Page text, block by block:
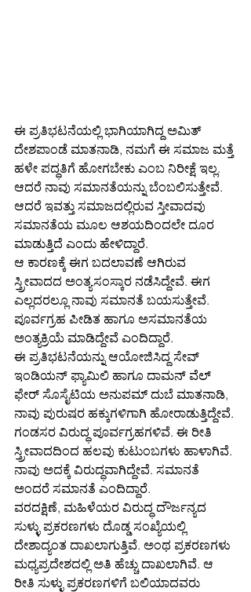
ಈ ಪ್ರತಿಭಟನೆಯಲ್ಲಿ ಭಾಗಿಯಾಗಿದ್ದ ಅಮಿತ್
ದೇಶಪಾಂಡೆ ಮಾತನಾಡಿ, ನಮಗೆ ಈ ಸಮಾಜ ಮತ್ತೆ
ಹಳೇ ಪದ್ಧತಿಗೆ ಹೋಗಬೇಕು ಎಂಬ ನಿರೀಕ್ಷೆ ಇಲ್ಲ.
ಆದರೆ ನಾವು ಸಮಾನತೆಯನ್ನು ಬೆಂಬಲಿಸುತ್ತೇವೆ.
ಆದರೆ ಇವತ್ತು ಸಮಾಜದಲ್ಲಿರುವ ಸ್ತೀವಾದವು
ಸಮಾನತೆಯ ಮೂಲ ಆಶಯದಿಂದಲೇ ದೂರ
ಮಾಡುತ್ತಿದೆ ಎಂದು ಹೇಳಿದ್ದಾರೆ.
ಆ ಕಾರಣಕ್ಕೆ ಈಗ ಬದಲಾವಣೆ ಆಗಿರುವ
ಸ್ತ್ರೀವಾದದ ಅಂತ್ಯಸಂಸ್ಕಾರ ನಡೆಸಿದ್ದೇವೆ. ಈಗ
ಎಲ್ಲದರಲ್ಲೂ ನಾವು ಸಮಾನತೆ ಬಯಸುತ್ತೇವೆ.
ಪೂರ್ವಗ್ರಹ ಪೀಡಿತ ಹಾಗೂ ಅಸಮಾನತೆಯ
ಅಂತ್ಯಕ್ರಿಯೆ ಮಾಡಿದ್ದೇವೆ ಎಂದಿದ್ದಾರೆ.
ಈ ಪ್ರತಿಭಟನೆಯನ್ನು ಆಯೋಜಿಸಿದ್ದ ಸೇವ್
ಇಂಡಿಯನ್ ಫ್ಯಾಮಿಲಿ ಹಾಗೂ ದಾಮನ್ ವೆಲ್
ಫೇರ್ ಸೊಸೈಟಿಯ ಅನುಪಮ್ ದುಬೆ ಮಾತನಾಡಿ,
ನಾವು ಪುರುಷರ ಹಕ್ಕುಗಳಿಗಾಗಿ ಹೋರಾಡುತ್ತಿದ್ದೇವೆ.
ಗಂಡಸರ ವಿರುದ್ಧ ಪೂರ್ವಗ್ರಹಗಳಿವೆ. ಈ ರೀತಿ
ಸ್ತ್ರೀವಾದದಿಂದ ಹಲವು ಕುಟುಂಬಗಳು ಹಾಳಾಗಿವೆ.
ನಾವು ಅದಕ್ಕೆ ವಿರುದ್ಧವಾಗಿದ್ದೇವೆ. ಸಮಾನತೆ
ಅಂದರೆ ಸಮಾನತೆ ಎಂದಿದ್ದಾರೆ.
ವರದಕ್ಷಿಣೆ, ಮಹಿಳೆಯರ ವಿರುದ್ಧ ದೌರ್ಜನ್ಯದ
ಸುಳ್ಳು ಪ್ರಕರಣಗಳು ದೊಡ್ಡ ಸಂಖ್ಯೆಯಲ್ಲಿ
ದೇಶಾದ್ಯಂತ ದಾಖಲಾಗುತ್ತಿವೆ. ಅಂಥ ಪ್ರಕರಣಗಳು
ಮಧ್ಯಪ್ರದೇಶದಲ್ಲಿ ಅತಿ ಹೆಚ್ಚು ದಾಖಲಾಗಿವೆ. ಆ
ರೀತಿ ಸುಳ್ಳು ಪ್ರಕರಣಗಳಿಗೆ ಬಲಿಯಾದವರು